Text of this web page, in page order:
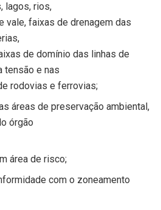
lagos, rios,
vale, faixas de drenagem das
de domínio das linhas de
tensão e nas
rodovias e ferrovias;
áreas de preservação ambiental,
órgão
área de risco;
com o zoneamento